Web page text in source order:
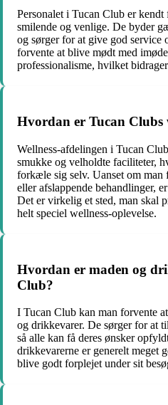
Personalet i Tucan Club er
smilende og venlige. De byder
og sørger for at give god service
forvente at blive mødt med
professionalisme, hvilket
Hvordan er Tucan Clubs
Wellness-afdelingen i Tucan
smukke og velholdte faciliteter,
forkæle sig selv. Uanset om man
eller afslappende behandlinger,
Det er virkelig et sted, man skal
helt speciel wellness-oplevelse.
Hvordan er maden og
Club?
I Tucan Club kan man forvente
og drikkevarer. De sørger for at
så alle kan få deres ønsker
drikkevarerne er generelt meget
blive godt forplejet under sit